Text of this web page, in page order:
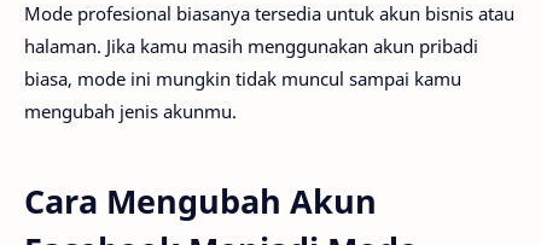
Mode profesional biasanya tersedia untuk akun bisnis atau
halaman. Jika kamu masih menggunakan akun pribadi
biasa, mode ini mungkin tidak muncul sampai kamu
mengubah jenis akunmu.
Cara Mengubah Akun